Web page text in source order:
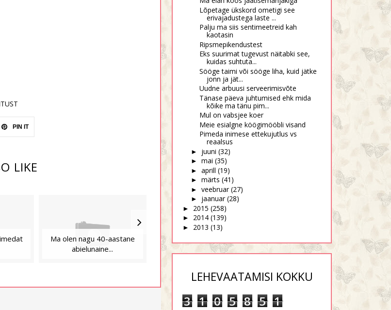
PIN IT
LIKE
Ma olen nagu 40-aastane
abielunaine...
loosimine
hüpoglükeemia ajal v...
Lõpetage ükskord ometigi see
erivajadustega laste ...
Palju ma siis sentimeetreid kah
kaotasin
Ripsmepikendustest
Eks suurimat tugevust näitabki see,
kuidas suhtuta...
Sööge taimi või sööge liha, kuid jätke
jonn ja jät...
Uudne arbuusi serveerimisvõte
Tänase päeva juhtumised ehk mida
kõike ma tänu pim...
Mul on vabsjee koer
Meie esialgne köögimööbli visand
Pimeda inimese ettekujutlus vs
reaalsus
► juuni (32)
► mai (35)
► aprill (19)
► märts (41)
► veebruar (27)
► jaanuar (28)
► 2015 (258)
► 2014 (139)
► 2013 (13)
LEHEVAATAMISI KOKKU
3 1 0 5 8 5 1